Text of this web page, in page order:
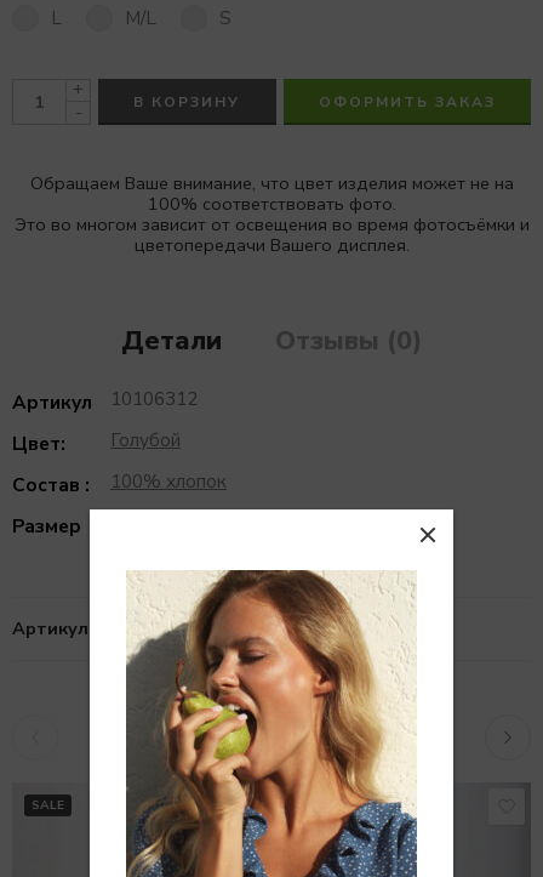
L M/L S
+
-
В КОРЗИНУ ОФОРМИТЬ ЗАКАЗ
Обращаем Ваше внимание, что цвет изделия может не на
100% соответствовать фото.
Это во многом зависит от освещения во время фотосъёмки и
цветопередачи Вашего дисплея.
Детали Отзывы (0)
Артикул
10106312
Цвет:
Голубой
Состав :
100% хлопок
Размер
Артикул: 10106312
Похожие товары
SALE SALE